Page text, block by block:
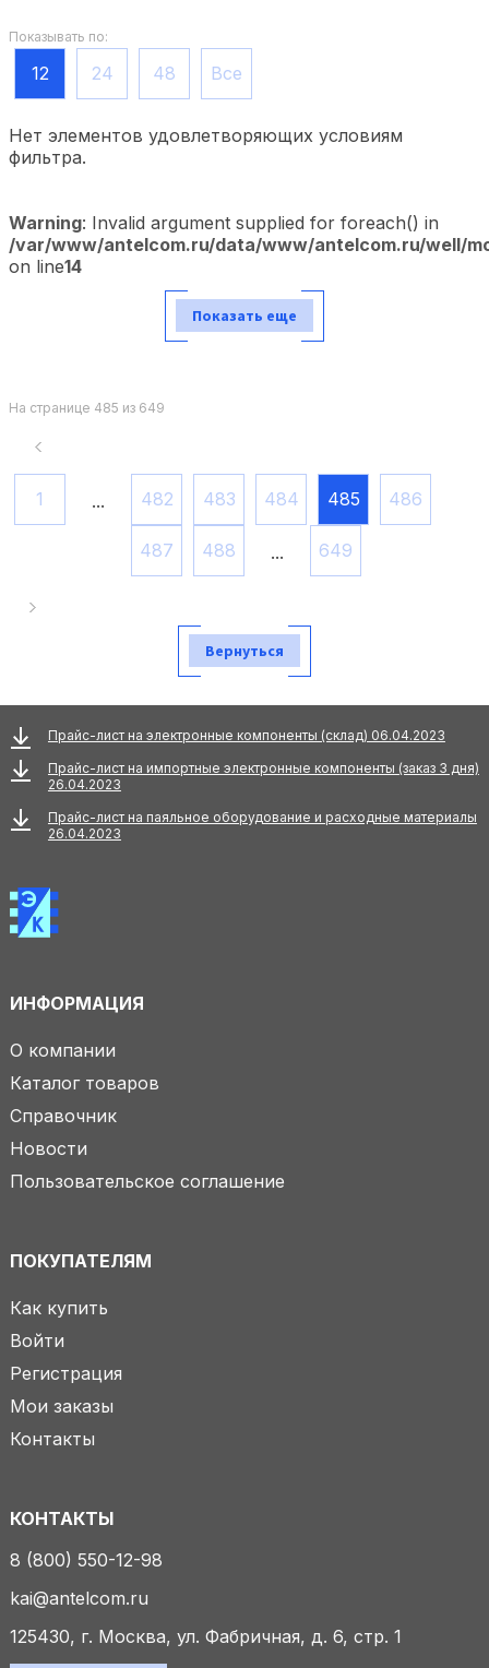
Показывать по:
12 24 48 Все
Нет элементов удовлетворяющих условиям
фильтра.
Warning: Invalid argument supplied for foreach() in
/var/www/antelcom.ru/data/www/antelcom.ru/well/
on line14
Показать еще
На странице 485 из 649
1 ... 482 483 484 485 486
487 488 ... 649
Вернуться
Прайс-лист на электронные компоненты (склад) 06.04.2023
Прайс-лист на импортные электронные компоненты (заказ 3 дня)
26.04.2023
Прайс-лист на паяльное оборудование и расходные материалы
26.04.2023
ИНФОРМАЦИЯ
О компании
Каталог товаров
Справочник
Новости
Пользовательское соглашение
ПОКУПАТЕЛЯМ
Как купить
Войти
Регистрация
Мои заказы
Контакты
КОНТАКТЫ
8 (800) 550-12-98
kai@antelcom.ru
125430, г. Москва, ул. Фабричная, д. 6, стр. 1